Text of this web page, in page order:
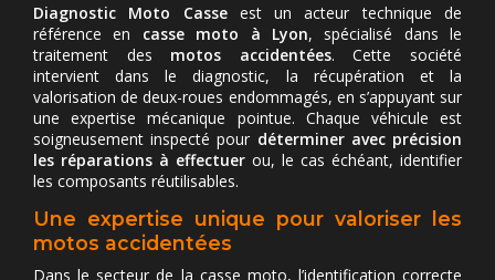
Diagnostic Moto Casseest un acteur technique de
référence en casse moto à Lyon, spécialisé dans le
traitement des motos accidentées. Cette société
intervient dans le diagnostic, la récupération et la
valorisation de deux-roues endommagés, en s’appuyant sur
une expertise mécanique pointue. Chaque véhicule est
soigneusement inspecté pour déterminer avec précision
les réparations à effectuer ou, le cas échéant, identifier
les composants réutilisables.
Une expertise unique pour valoriser les
motos accidentées
Dans le secteur de la casse moto, l’identification correcte